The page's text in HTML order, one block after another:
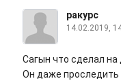
ракурс
14.02.2019,
Сагын что сделал на
Он даже проследить